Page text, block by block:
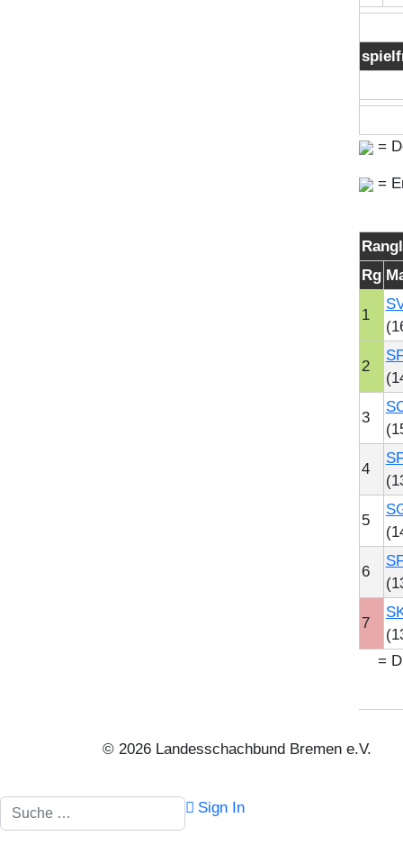
=
=
Rg
1
2
3
4
5
6
7
=
© 2026 Landesschachbund Bremen e.V.
Suchen Sign In